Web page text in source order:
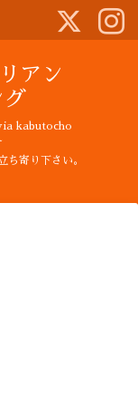
アン
グ
kabutocho
ち寄り下さい。